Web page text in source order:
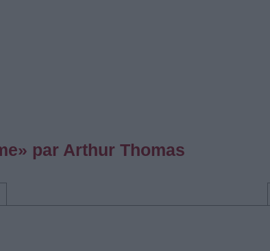
par Arthur Thomas